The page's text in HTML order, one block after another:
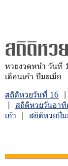
สถิติหว
หวยงวดหน้า วันที่
เดือนเก้า ปีมะเมีย
สถิติหวยวันที่ 16 |
| สถิติหวยวันอา
เก้า | สถิติหวยปีม